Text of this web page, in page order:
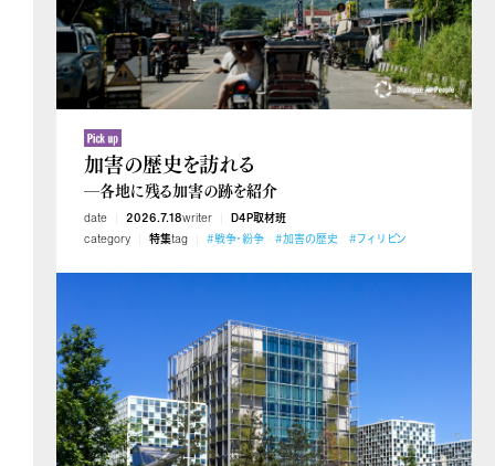
加害の歴史を訪れる
―各地に残る加害の跡を紹介
date 2026.7.18writer
D4P取材班
category
特集tag #戦争・紛争 #加害の歴史 #フィリピン